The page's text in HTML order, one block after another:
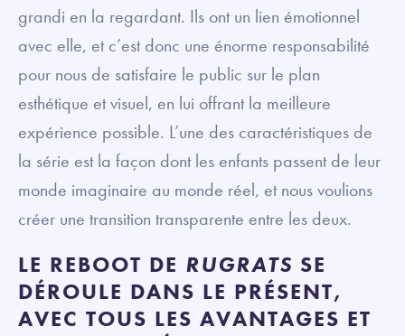
grandi en la regardant. Ils ont un lien émotionnel
avec elle, et c’est donc une énorme responsabilité
pour nous de satisfaire le public sur le plan
esthétique et visuel, en lui offrant la meilleure
expérience possible. L’une des caractéristiques de
la série est la façon dont les enfants passent de leur
monde imaginaire au monde réel, et nous voulions
créer une transition transparente entre les deux.
LE REBOOT DE RUGRATS SE
DÉROULE DANS LE PRÉSENT,
AVEC TOUS LES AVANTAGES ET